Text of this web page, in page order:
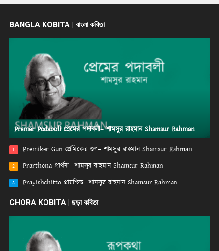
BANGLA KOBITA | বাংলা কবিতা
Premer Podaboli প্রেমের পদাবলী– শামসুর রাহমান Shamsur Rahman
1 Premiker Gun প্রেমিকের গুণ– শামসুর রাহমান Shamsur Rahman
2 Prarthona প্রার্থনা– শামসুর রাহমান Shamsur Rahman
3 Prayishchitto প্রায়শ্চিত্ত– শামসুর রাহমান Shamsur Rahman
CHORA KOBITA | ছড়া কবিতা